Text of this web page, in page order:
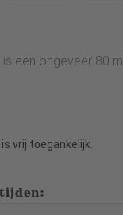
is een ongeveer 80
vrij toegankelijk.